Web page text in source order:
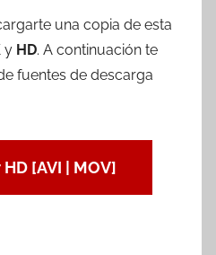
una copia de esta
y HD. A continuación te
fuentes de descarga
[AVI | MOV]